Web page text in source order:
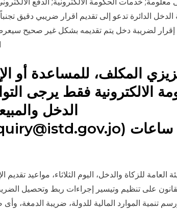
الدائرة تدعو إلى تقديم اقرار ضريبي دقيق
إقرار لضريبة دخل يتم تقديمه بشكل غير صحيح
المكلف، للمساعدة أو
الالكترونية فقط يرجى
الدخل
العامة للزكاة والدخل، اليوم الثلاثاء، مواعيد
القانون على تنظيم وتيسير إجراءات ربط وتحصيل
تنمية الموارد المالية للدولة، ضريبة الدمغة،